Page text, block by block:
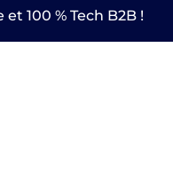
100 % Tech B2B !